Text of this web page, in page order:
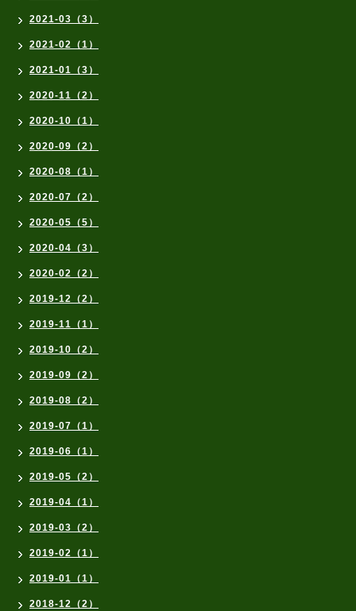
2021-03（3）
2021-02（1）
2021-01（3）
2020-11（2）
2020-10（1）
2020-09（2）
2020-08（1）
2020-07（2）
2020-05（5）
2020-04（3）
2020-02（2）
2019-12（2）
2019-11（1）
2019-10（2）
2019-09（2）
2019-08（2）
2019-07（1）
2019-06（1）
2019-05（2）
2019-04（1）
2019-03（2）
2019-02（1）
2019-01（1）
2018-12（2）